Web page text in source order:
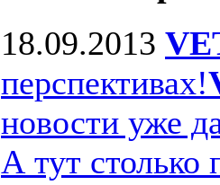
18.09.2013
перспективах!
новости уже
А тут